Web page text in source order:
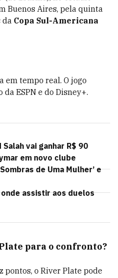
Buenos Aires, pela quinta
da Copa Sul-Americana
em tempo real. O jogo
ESPN e do Disney+.
vai ganhar R$ 90
em novo clube
de Uma Mulher’ e
assistir aos duelos
para o confronto?
pontos, o River Plate pode